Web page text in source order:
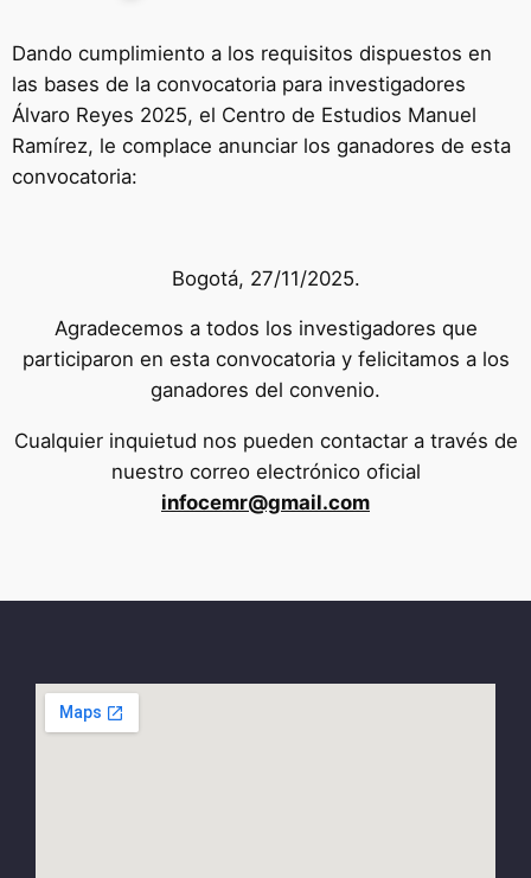
Dando cumplimiento a los requisitos dispuestos en
las bases de la convocatoria para investigadores
Álvaro Reyes 2025, el Centro de Estudios Manuel
Ramírez, le complace anunciar los ganadores de esta
convocatoria:
Bogotá, 27/11/2025.
Agradecemos a todos los investigadores que
participaron en esta convocatoria y felicitamos a los
ganadores del convenio.
Cualquier inquietud nos pueden contactar a través de
nuestro correo electrónico oficial
infocemr@gmail.com